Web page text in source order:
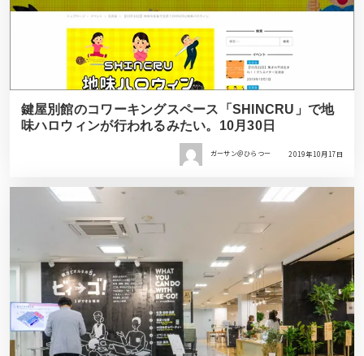
鍵屋別館のコワーキングスペース「SHINCRU」で地
味ハロウィンが行われるみたい。10月30日
ガーサン＠ひらつー 2019年10月17日